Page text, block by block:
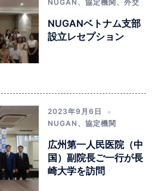
NUGAN 、協定機関 、外交
NUGANベトナム支部
設立レセプション
2023年9月6日
NUGAN 、協定機関
広州第一人民医院（中
国）副院長ご一行が長
崎大学を訪問